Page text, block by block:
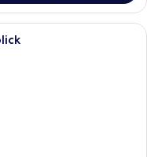
Hotelzimmer mit